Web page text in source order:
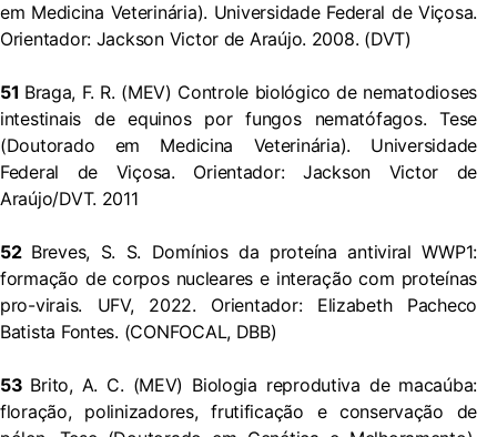
em Medicina Veterinária). Universidade Federal de Viçosa.
Orientador: Jackson Victor de Araújo. 2008. (DVT)
51 Braga, F. R. (MEV) Controle biológico de nematodioses
intestinais de equinos por fungos nematófagos. Tese
(Doutorado em Medicina Veterinária). Universidade
Federal de Viçosa. Orientador: Jackson Victor de
Araújo/DVT. 2011
52 Breves, S. S. Domínios da proteína antiviral WWP1:
formação de corpos nucleares e interação com proteínas
pro-virais. UFV, 2022. Orientador: Elizabeth Pacheco
Batista Fontes. (CONFOCAL, DBB)
53 Brito, A. C. (MEV) Biologia reprodutiva de macaúba:
floração, polinizadores, frutificação e conservação de